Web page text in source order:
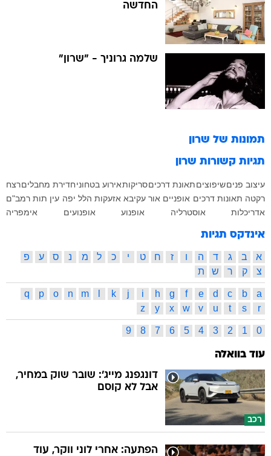
החדשה
שלמה גרוניך - "שרון"
תמונות של שרון
תגיות קשורות שרון
עיצוב פניםשיפוציםתאונת דרכיםסריקותאירוע בטחוניחדירת מחבליםרצח
רקטה תאונות דרכים אופניים אור עקיבא אזעקות הלל יפה עין תות רמב"ם
אדריכלות
אוסטרליה אופנוע אופנועים אימפריה
אינדקס תגיות
א ב ג ד ה ו ז ח ט י כ ל מ נ ס ע
פ
צ
ק ר ש ת
a
b
c
d
e
f
g
h
i
j
k
m
n
o
p
q
r
s
t
u
v
w
x
y
z
0
1
2
3
4
5
6
7
8
9
עוד בוואלה
רכב
דונגפנג מייג': שובר שוק במחיר,
אבל לא קוסם
הפתעה: אחרי לוני ווקר, עוד